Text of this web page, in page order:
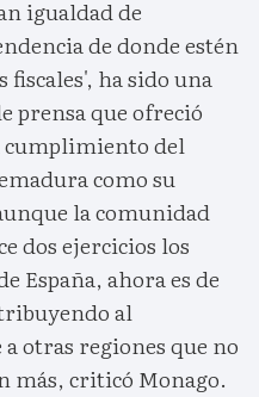
igualdad de
de donde estén
fiscales', ha sido una
prensa que ofreció
cumplimiento del
como su
la comunidad
dos ejercicios los
España, ahora es de
al
otras regiones que no
más, criticó Monago.